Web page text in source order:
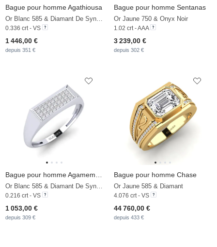
Bague pour homme Agathiousa
0.336 crt - VS
1 446,00 €
depuis 351 €
Bague pour homme Sentanas
Or Jaune 750 & Onyx Noir
1.02 crt - AAA
3 239,00 €
depuis 302 €
0.216 crt - VS
1 053,00 €
depuis 309 €
Bague pour homme Chase
Or Jaune 585 & Diamant
4.076 crt - VS
44 760,00 €
depuis 433 €